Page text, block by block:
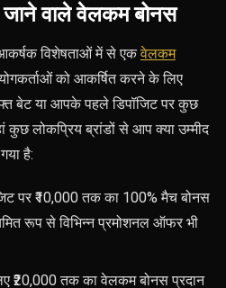
जाने वाले वेलकम बोनस
विशेषताओं में से एकवेलकम
को आकर्षित करने के लिए
बेट या आपके पहले डिपॉजिट पर कुछ
कुछ लोकप्रिय ब्रांडों से आप क्या उम्मीद
है:
पर ₹10,000 तक का 100% मैच बोनस
रूप से विभिन्न प्रमोशनल ऑफर भी
₹20,000 तक का वेलकम बोनस प्रदान